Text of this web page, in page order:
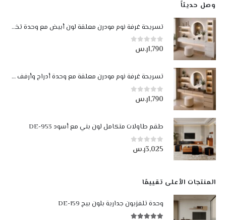
وصل حديثاً
تسريحة غرفة نوم مودرن معلقة لون أبيض مع وحدة تخزين وإضاءة LED
0من أصل 5
1,790ر.س
تسريحة غرفة نوم مودرن معلقة مع وحدة أدراج وأرفف مضيئة LED لون بيج وجوزي
0من أصل 5
1,790ر.س
طقم طاولات متكامل لون بني مع أسود DE-953
0من أصل 5
3,025ر.س
المنتجات الأعلى تقييمًا
وحدة تلفزيون جدارية بلون بيج DE-159